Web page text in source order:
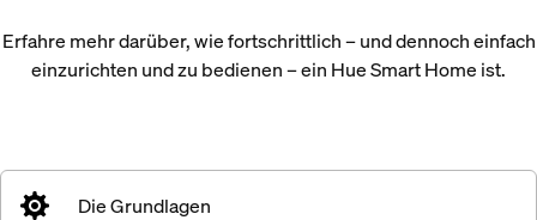
Erfahre mehr darüber, wie fortschrittlich – und dennoch einfach
einzurichten und zu bedienen – ein Hue Smart Home ist.
Die Grundlagen